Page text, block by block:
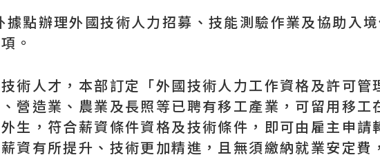
點辦理外國技術人力招募、技能測驗作業及協助入
。
術人才，本部訂定「外國技術人力工作資格及許可
營造業、農業及長照等已聘有移工產業，可留用移
生，符合薪資條件資格及技術條件，即可由雇主申
資有所提升、技術更加精進，且無須繳納就業安定